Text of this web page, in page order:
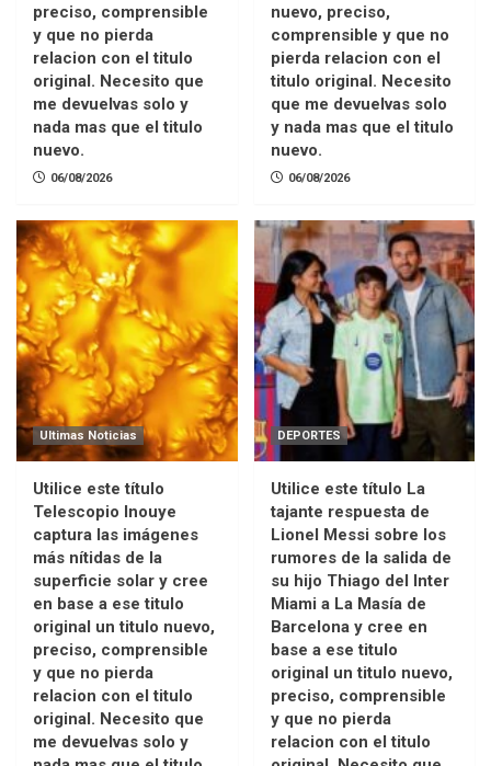
preciso, comprensible
y que no pierda
relacion con el titulo
original. Necesito que
me devuelvas solo y
nada mas que el titulo
nuevo.
06/08/2026
nuevo, preciso,
comprensible y que no
pierda relacion con el
titulo original. Necesito
que me devuelvas solo
y nada mas que el titulo
nuevo.
06/08/2026
Ultimas Noticias
Utilice este título
Telescopio Inouye
captura las imágenes
más nítidas de la
superficie solar y cree
en base a ese titulo
original un titulo nuevo,
preciso, comprensible
y que no pierda
relacion con el titulo
original. Necesito que
me devuelvas solo y
DEPORTES
Utilice este título La
tajante respuesta de
Lionel Messi sobre los
rumores de la salida de
su hijo Thiago del Inter
Miami a La Masía de
Barcelona y cree en
base a ese titulo
original un titulo nuevo,
preciso, comprensible
y que no pierda
relacion con el titulo